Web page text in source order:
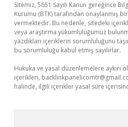
Sitemiz, 5651 Sayılı Kanun gereğince
Kurumu (BTK) tarafından onaylanmış
vermektedir. Bu nedenle, sitedeki
veya araştırma yükümlülüğümüz
yazdıkları içeriklerin sorumluluğunu
bu sorumluluğu kabul etmiş sayılırlar.
Hukuka ve yasal düzenlemelere aykırı
içerikleri,
halinde, ilgili içerikler yasal süre